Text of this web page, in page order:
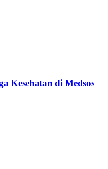
Kesehatan di Medsos